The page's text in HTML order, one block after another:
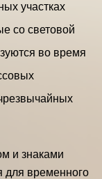
участках
со световой
во время
и знаками
для временного